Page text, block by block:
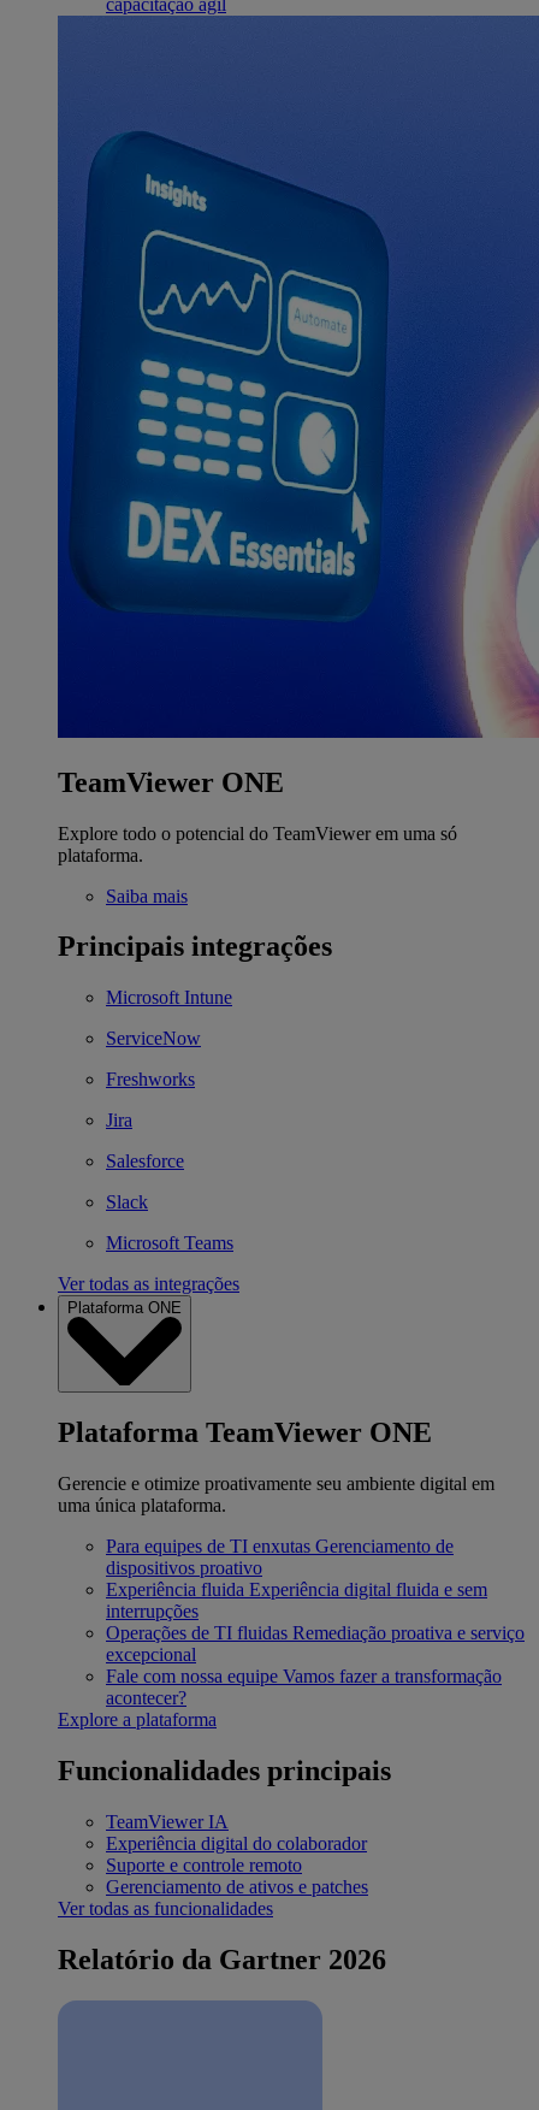
TeamViewer ONE
Explore todo o potencial do TeamViewer em uma só
plataforma.
Saiba mais
Principais integrações
Microsoft Intune
ServiceNow
Freshworks
Jira
Salesforce
Slack
Microsoft Teams
Ver todas as integrações
Plataforma ONE
Plataforma TeamViewer ONE
Gerencie e otimize proativamente seu ambiente digital em
uma única plataforma.
Para equipes de TI enxutas Gerenciamento de
dispositivos proativo
Experiência fluida Experiência digital fluida e sem
interrupções
Operações de TI fluidas Remediação proativa e serviço
excepcional
Fale com nossa equipe Vamos fazer a transformação
acontecer?
Explore a plataforma
Funcionalidades principais
TeamViewer IA
Experiência digital do colaborador
Suporte e controle remoto
Gerenciamento de ativos e patches
Ver todas as funcionalidades
Relatório da Gartner 2026